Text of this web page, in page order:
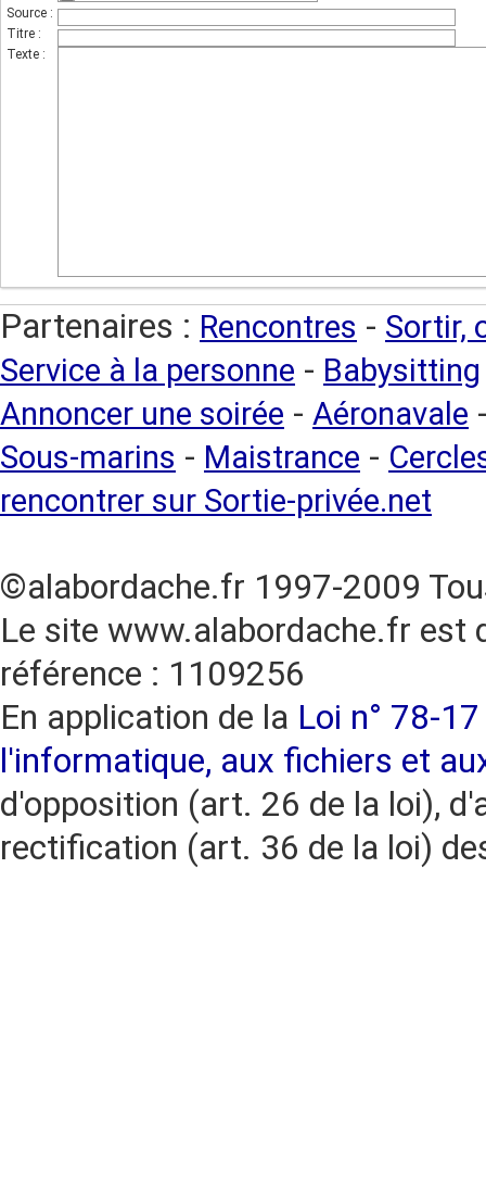
Source :
Titre :
Texte :
Partenaires : Rencontres - Sortir,
Service à la personne - Babysitting
Annoncer une soirée - Aéronavale
Sous-marins - Maistrance -
rencontrer sur Sortie-privée.net
©alabordache.fr 1997-2009
Le site www.alabordache.fr est
référence : 1109256
En application de la Loi n° 78-
l'informatique, aux fichiers et
d'opposition (art. 26 de la loi),
rectification (art. 36 de la loi)